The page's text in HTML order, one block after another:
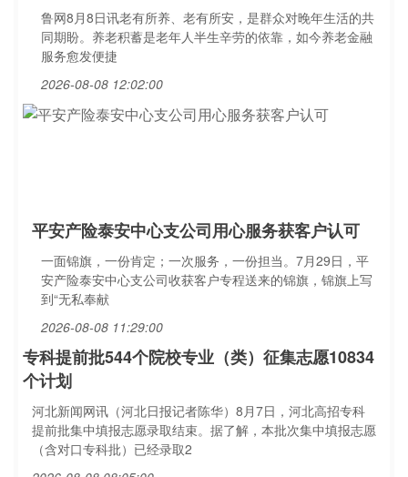
鲁网8月8日讯老有所养、老有所安，是群众对晚年生活的共
同期盼。养老积蓄是老年人半生辛劳的依靠，如今养老金融
服务愈发便捷
2026-08-08 12:02:00
平安产险泰安中心支公司用心服务获客户认可
一面锦旗，一份肯定；一次服务，一份担当。7月29日，平
安产险泰安中心支公司收获客户专程送来的锦旗，锦旗上写
到“无私奉献
2026-08-08 11:29:00
专科提前批544个院校专业（类）征集志愿10834
个计划
河北新闻网讯（河北日报记者陈华）8月7日，河北高招专科
提前批集中填报志愿录取结束。据了解，本批次集中填报志愿
（含对口专科批）已经录取2